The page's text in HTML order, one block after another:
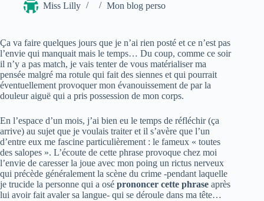
Miss Lilly Mon blog perso
Ça va faire quelques jours que je n’ai rien posté et ce n’est pas
l’envie qui manquait mais le temps… Du coup, comme ce soir
il n’y a pas match, je vais tenter de vous matérialiser ma
pensée malgré ma rotule qui fait des siennes et qui pourrait
éventuellement provoquer mon évanouissement de par la
douleur aiguë qui a pris possession de mon corps.
En l’espace d’un mois, j’ai bien eu le temps de réfléchir (ça
arrive) au sujet que je voulais traiter et il s’avère que l’un
d’entre eux me fascine particulièrement : le fameux « toutes
des salopes ». L’écoute de cette phrase provoque chez moi
l’envie de caresser la joue avec mon poing un rictus nerveux
qui précède généralement la scène du crime -pendant laquelle
je trucide la personne qui a osé prononcer cette phrase après
lui avoir fait avaler sa langue- qui se déroule dans ma tête…